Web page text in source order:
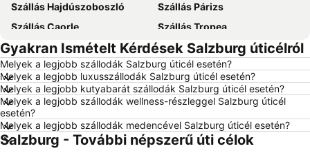
Szállás Hajdúszoboszló
Szállás Párizs
Szállás Caorle
Szállás Tropea
Szállás Dubrovnik
Szállás Eger
Szállás Debrecen
Szállás Bécs
Szállás Balatonfüred
Szállás London
Szállás Portorož
Szállás Napospart
Szállás Alghero
Szállás Rodosz sziget
Szállás Olaszország
Szállás Málta
Gyakran Ismételt Kérdések Salzburg úticélról
Melyek a legjobb szállodák Salzburg úticél esetén?
Melyek a legjobb luxusszállodák Salzburg úticél esetén?
Melyek a legjobb kutyabarát szállodák Salzburg úticél esetén?
Melyek a legjobb szállodák wellness-részleggel Salzburg úticél
esetén?
Melyek a legjobb szállodák medencével Salzburg úticél esetén?
Salzburg - További népszerű úti célok